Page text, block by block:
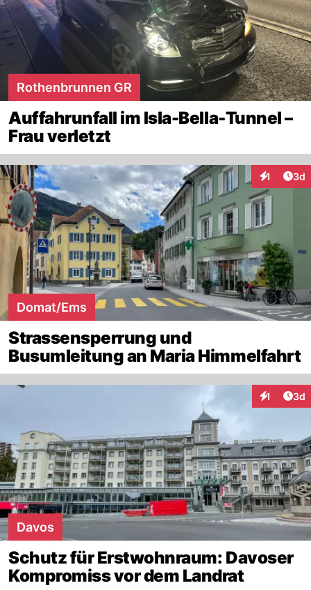
Rothenbrunnen GR
Auffahrunfall im Isla-Bella-Tunnel –
Frau verletzt
1 3d
Domat/Ems
Strassensperrung und
Busumleitung an Maria Himmelfahrt
1 3d
Davos
Schutz für Erstwohnraum: Davoser
Kompromiss vor dem Landrat